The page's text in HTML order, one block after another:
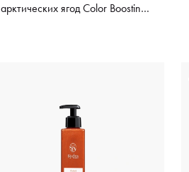
арктических ягод Color Boosting